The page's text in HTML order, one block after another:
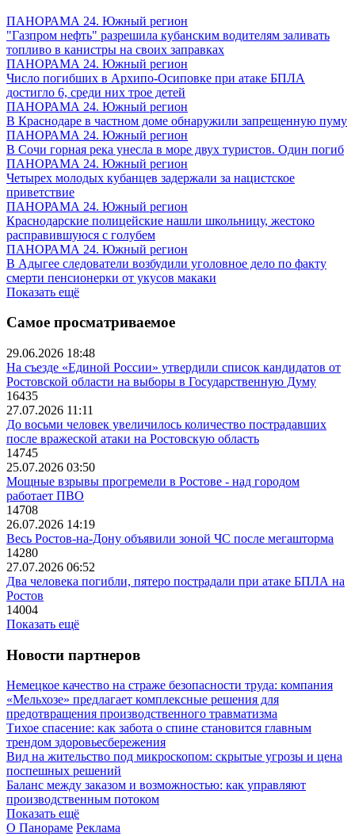
ПАНОРАМА 24. Южный регион
"Газпром нефть" разрешила кубанским водителям заливать
топливо в канистры на своих заправках
ПАНОРАМА 24. Южный регион
Число погибших в Архипо-Осиповке при атаке БПЛА
достигло 6, среди них трое детей
ПАНОРАМА 24. Южный регион
В Краснодаре в частном доме обнаружили запрещенную пуму
ПАНОРАМА 24. Южный регион
В Сочи горная река унесла в море двух туристов. Один погиб
ПАНОРАМА 24. Южный регион
Четырех молодых кубанцев задержали за нацистское
приветствие
ПАНОРАМА 24. Южный регион
Краснодарские полицейские нашли школьницу, жестоко
расправившуюся с голубем
ПАНОРАМА 24. Южный регион
В Адыгее следователи возбудили уголовное дело по факту
смерти пенсионерки от укусов макаки
Показать ещё
Самое просматриваемое
29.06.2026 18:48
На съезде «Единой России» утвердили список кандидатов от
Ростовской области на выборы в Государственную Думу
16435
27.07.2026 11:11
До восьми человек увеличилось количество пострадавших
после вражеской атаки на Ростовскую область
14745
25.07.2026 03:50
Мощные взрывы прогремели в Ростове - над городом
работает ПВО
14708
26.07.2026 14:19
Весь Ростов-на-Дону объявили зоной ЧС после мегашторма
14280
27.07.2026 06:52
Два человека погибли, пятеро пострадали при атаке БПЛА на
Ростов
14004
Показать ещё
Новости партнеров
Немецкое качество на страже безопасности труда: компания
«Мельхозе» предлагает комплексные решения для
предотвращения производственного травматизма
Тихое спасение: как забота о спине становится главным
трендом здоровьесбережения
Вид на жительство под микроскопом: скрытые угрозы и цена
поспешных решений
Баланс между заказом и возможностью: как управляют
производственным потоком
Показать ещё
О Панораме Реклама